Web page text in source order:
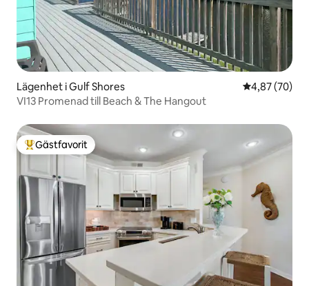
Lägenhet i Gulf Shores 4,87 av 5 i
4,87 (70)
VI13 Promenad till Beach & The Hangout
Populär gästfavorit
Gästfavorit